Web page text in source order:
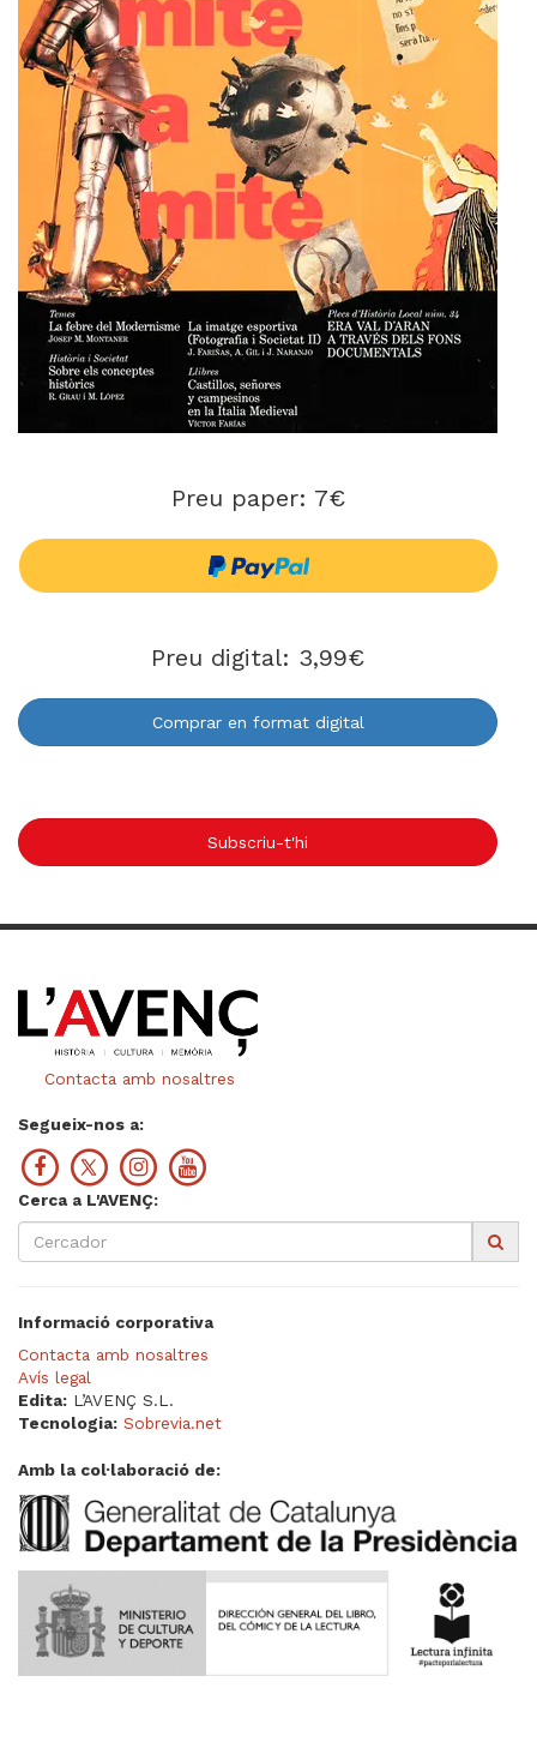
Preu paper: 7€
Preu digital: 3,99€
Comprar en format digital
Subscriu-t'hi
Contacta amb nosaltres
Segueix-nos a:
Cerca a L'AVENÇ:
Informació corporativa
Contacta amb nosaltres
Avís legal
Edita: L’AVENÇ S.L.
Tecnologia: Sobrevia.net
Amb la col·laboració de: